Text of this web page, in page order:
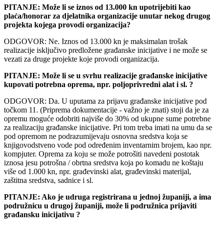
PITANJE: Može li se iznos od 13.000 kn upotrijebiti kao
plaća/honorar za djelatnika organizacije unutar nekog drugog
projekta kojega provodi organizacija?
ODGOVOR: Ne. Iznos od 13.000 kn je maksimalan trošak
realizacije isključivo predložene građanske inicijative i ne može se
vezati za druge projekte koje provodi organizacija.
PITANJE: Može li se u svrhu realizacije građanske inicijative
kupovati potrebna oprema, npr. poljoprivredni alat i sl. ?
ODGOVOR: Da. U uputama za prijavu građanske inicijative pod
točkom 11. (Priprema dokumentacije - važno je znati) stoji da je za
opremu moguće odobriti najviše do 30% od ukupne sume potrebne
za realizaciju građanske inicijative. Pri tom treba imati na umu da se
pod opremom ne podrazumijevaju osnovna sredstva koja se
knjigovodstveno vode pod određenim inventarnim brojem, kao npr.
kompjuter. Oprema za koju se može potrošiti navedeni postotak
iznosa jesu potrošna / obrtna sredstva koja po komadu ne koštaju
više od 1.000 kn, npr. građevinski alat, građevinski materijal,
zaštitna sredstva, sadnice i sl.
PITANJE: Ako je udruga registrirana u jednoj županiji, a ima
podružnicu u drugoj županiji, može li podružnica prijaviti
građansku inicijativu ?